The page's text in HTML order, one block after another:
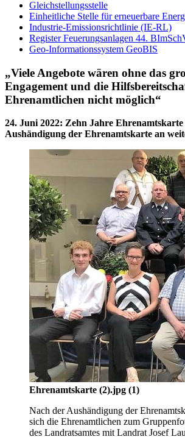
Gleichstellungsstelle
Einheitliche Stelle für erneuerbare
Industrie-Emissionsrichtlinie (IE-RL)
Register Feuerungsanlagen 44.
Geo-Informationssystem GeoBIS
„Viele Angebote wären ohne das
Engagement und die
Ehrenamtlichen nicht möglich“
24. Juni 2022: Zehn Jahre
Aushändigung der Ehrenamtskarte an
Ehrenamtskarte (2).jpg (1)
Nach der Aushändigung der
sich die Ehrenamtlichen zum
des Landratsamtes mit Landrat Josef